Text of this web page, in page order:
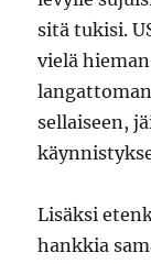
sitä tukisi.
vielä
sellaiseen,
Lisäksi
hankkia